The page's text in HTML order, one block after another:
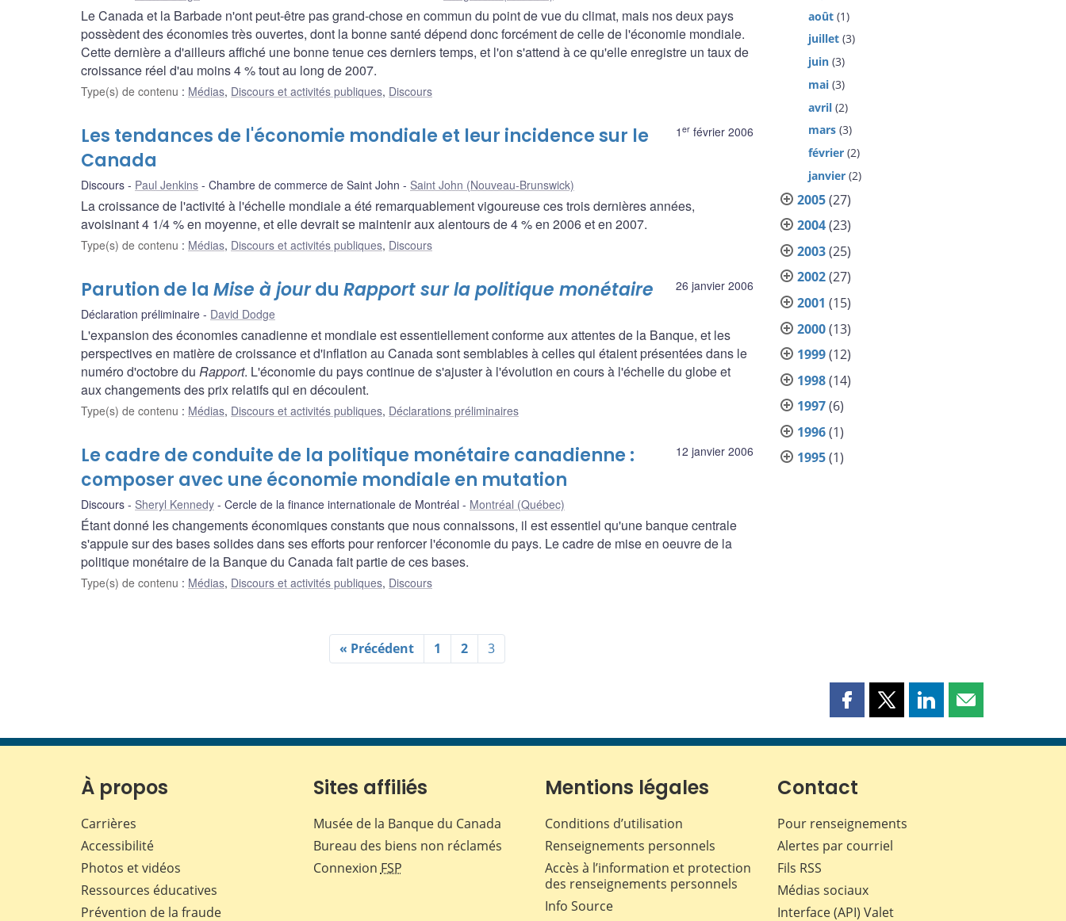
Le Canada et la Barbade n'ont peut-être pas grand-chose en commun du point de vue du climat, mais nos deux pays
possèdent des économies très ouvertes, dont la bonne santé dépend donc forcément de celle de l'économie mondiale.
Cette dernière a d'ailleurs affiché une bonne tenue ces derniers temps, et l'on s'attend à ce qu'elle enregistre un taux de
croissance réel d'au moins 4 % tout au long de 2007.
Type(s) de contenu : Médias, Discours et activités publiques, Discours
1 erfévrier 2006
Les tendances de l'économie mondiale et leur incidence sur le
Canada
Discours Paul Jenkins Chambre de commerce de Saint John Saint John (Nouveau-Brunswick)
La croissance de l'activité à l'échelle mondiale a été remarquablement vigoureuse ces trois dernières années,
avoisinant 4 1/4 % en moyenne, et elle devrait se maintenir aux alentours de 4 % en 2006 et en 2007.
Type(s) de contenu : Médias, Discours et activités publiques, Discours
26 janvier 2006
Parution de la Mise à jourdu Rapport sur la politique monétaire
Déclaration préliminaire David Dodge
L'expansion des économies canadienne et mondiale est essentiellement conforme aux attentes de la Banque, et les
perspectives en matière de croissance et d'inflation au Canada sont semblables à celles qui étaient présentées dans le
numéro d'octobre du Rapport. L'économie du pays continue de s'ajuster à l'évolution en cours à l'échelle du globe et
aux changements des prix relatifs qui en découlent.
Type(s) de contenu : Médias, Discours et activités publiques, Déclarations préliminaires
12 janvier 2006
Le cadre de conduite de la politique monétaire canadienne :
composer avec une économie mondiale en mutation
Discours Sheryl Kennedy Cercle de la finance internationale de Montréal Montréal (Québec)
Étant donné les changements économiques constants que nous connaissons, il est essentiel qu'une banque centrale
s'appuie sur des bases solides dans ses efforts pour renforcer l'économie du pays. Le cadre de mise en oeuvre de la
politique monétaire de la Banque du Canada fait partie de ces bases.
Type(s) de contenu : Médias, Discours et activités publiques, Discours
« Précédent 1 2 3
août (1)
juillet (3)
juin (3)
mai (3)
avril (2)
mars (3)
février (2)
janvier (2)
2005(27)
2004(23)
2003(25)
2002(27)
2001 (15)
2000(13)
1999(12)
1998(14)
1997(6)
1996(1)
1995(1)
Partager
page
Facebook
Partager
page
Partager
page
Partager
page
À propos
Carrières
Accessibilité
Photos et vidéos
Ressources éducatives
Prévention de la fraude
Sites affiliés
Musée de la Banque du Canada
Bureau des biens non réclamés
Connexion FSP
Mentions légales
Conditions d’utilisation
Renseignements personnels
Accès à l’information et protection
des renseignements personnels
Info Source
Contact
Pour renseignements
Alertes par courriel
Fils RSS
Médias sociaux
Interface (API) Valet